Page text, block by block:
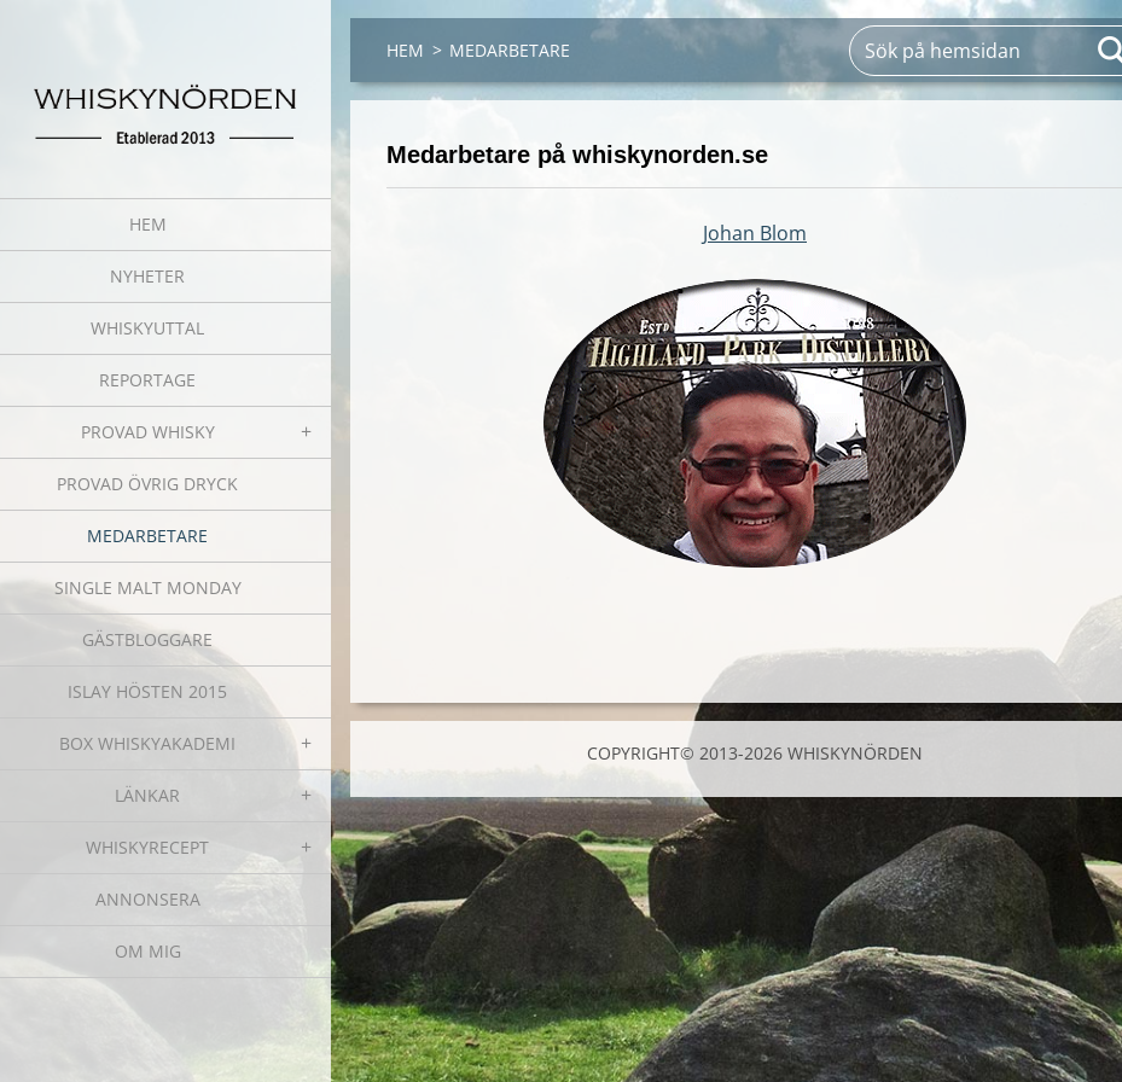
HEM
NYHETER
WHISKYUTTAL
REPORTAGE
PROVAD WHISKY
PROVAD ÖVRIG DRYCK
MEDARBETARE
SINGLE MALT MONDAY
GÄSTBLOGGARE
ISLAY HÖSTEN 2015
BOX WHISKYAKADEMI
LÄNKAR
WHISKYRECEPT
ANNONSERA
OM MIG
HEM > MEDARBETARE
Medarbetare på whiskynorden.se
Johan Blom
COPYRIGHT© 2013-2026 WHISKYNÖRDEN